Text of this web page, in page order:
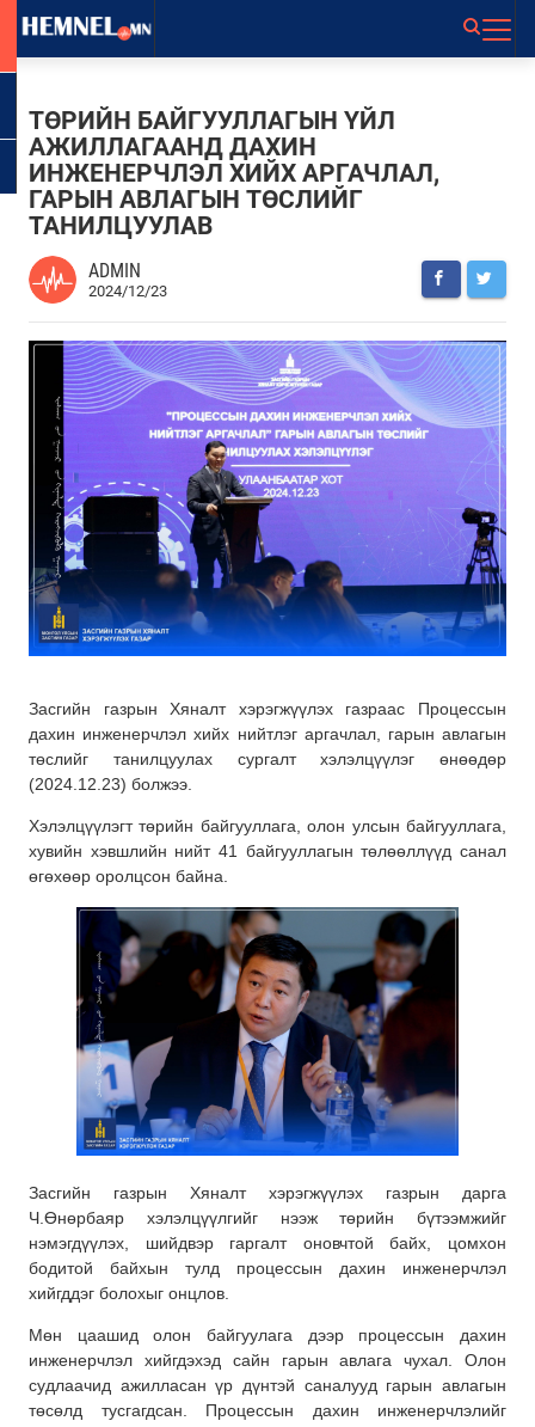
ТӨРИЙН БАЙГУУЛЛАГЫН ҮЙЛ
АЖИЛЛАГААНД ДАХИН
ИНЖЕНЕРЧЛЭЛ ХИЙХ АРГАЧЛАЛ,
ГАРЫН АВЛАГЫН ТӨСЛИЙГ
ТАНИЛЦУУЛАВ
ADMIN
2024/12/23
Засгийн газрын Хяналт хэрэгжүүлэх газраас Процессын
дахин инженерчлэл хийх нийтлэг аргачлал, гарын авлагын
төслийг танилцуулах сургалт хэлэлцүүлэг өнөөдөр
(2024.12.23) болжээ.
Хэлэлцүүлэгт төрийн байгууллага, олон улсын байгууллага,
хувийн хэвшлийн нийт 41 байгууллагын төлөөллүүд санал
өгөхөөр оролцсон байна.
Засгийн газрын Хяналт хэрэгжүүлэх газрын дарга
Ч.Өнөрбаяр хэлэлцүүлгийг нээж төрийн бүтээмжийг
нэмэгдүүлэх, шийдвэр гаргалт оновчтой байх, цомхон
бодитой байхын тулд процессын дахин инженерчлэл
хийгддэг болохыг онцлов.
Мөн цаашид олон байгуулага дээр процессын дахин
инженерчлэл хийгдэхэд сайн гарын авлага чухал. Олон
судлаачид ажилласан үр дүнтэй саналууд гарын авлагын
төсөлд тусгагдсан. Процессын дахин инженерчлэлийг